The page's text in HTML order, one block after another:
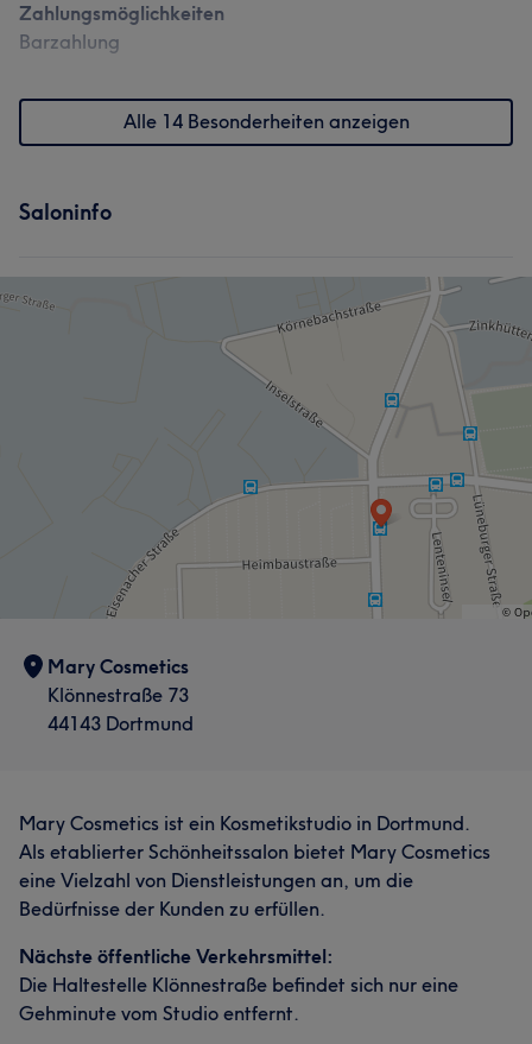
Zahlungsmöglichkeiten
Barzahlung
Alle 14 Besonderheiten anzeigen
Saloninfo
Mary Cosmetics
Klönnestraße 73
44143 Dortmund
Mary Cosmetics ist ein Kosmetikstudio in Dortmund.
Als etablierter Schönheitssalon bietet Mary Cosmetics
eine Vielzahl von Dienstleistungen an, um die
Bedürfnisse der Kunden zu erfüllen.
Nächste öffentliche Verkehrsmittel:
Die Haltestelle Klönnestraße befindet sich nur eine
Gehminute vom Studio entfernt.